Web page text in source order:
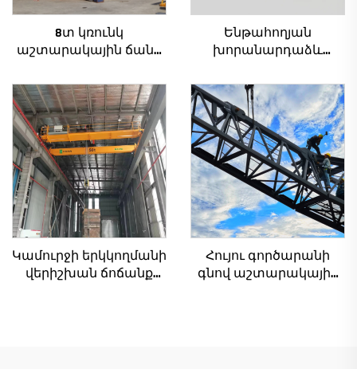
8տ կռունկ
աշտարակային ճանկ
մրցունակ գնով
Ենթահողյան
խորանարդաձև
ամրակալման սարքեր
հորիզոնական
ուղղությամբ
հորատման մեքենա
Կամուրջի երկկողմանի
վերիշխան ճոճանք
Հույու գործարանի
գնով աշտարակային